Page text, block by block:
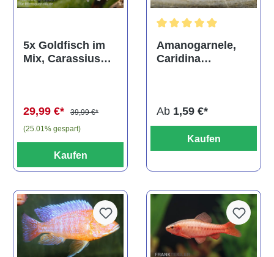
5x Goldfisch im
Mix, Carassius
29,99 €*
39,99 €*
(25.01% gespart)
Kaufen
Amanogarnele,
Caridina
Ab 1,59 €*
Kaufen